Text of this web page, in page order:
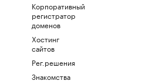
Корпоративный
регистратор
доменов
Хостинг
сайтов
Рег.решения
Знакомства